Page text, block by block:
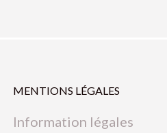
MENTIONS LÉGALES
Information légales